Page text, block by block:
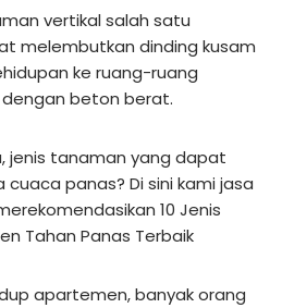
vertikal salah satu
melembutkan dinding kusam
ke ruang-ruang
beton berat.
jenis tanaman yang dapat
panas? Di sini kami jasa
10 Jenis
Tahan Panas Terbaik
apartemen, banyak orang